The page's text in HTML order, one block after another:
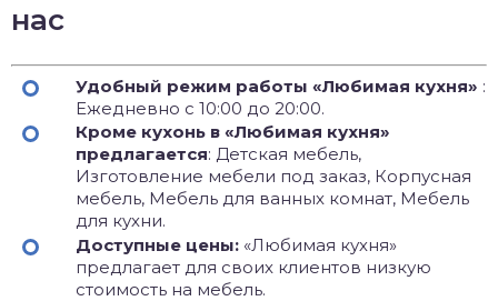
нас
Удобный режим работы «Любимая кухня» :
Ежедневно с 10:00 до 20:00.
Кроме кухонь в «Любимая кухня»
предлагается: Детская мебель,
Изготовление мебели под заказ, Корпусная
мебель, Мебель для ванных комнат, Мебель
для кухни.
Доступные цены: «Любимая кухня»
предлагает для своих клиентов низкую
стоимость на мебель.